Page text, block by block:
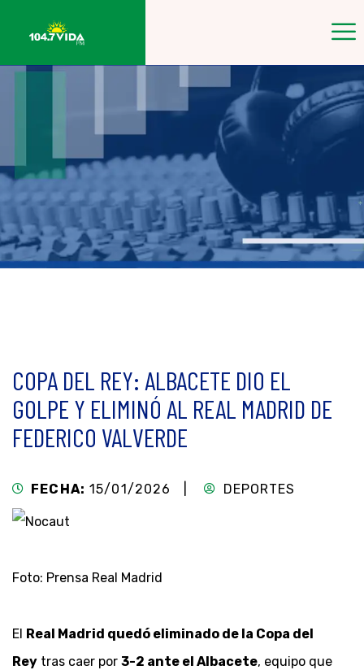
COPA DEL REY: ALBACETE DIO EL
GOLPE Y ELIMINÓ AL REAL MADRID DE
FEDERICO VALVERDE
FECHA: 15/01/2026 | DEPORTES
Foto: Prensa Real Madrid
El Real Madrid quedó eliminado de la Copa del
Rey tras caer por 3-2 ante el Albacete, equipo que